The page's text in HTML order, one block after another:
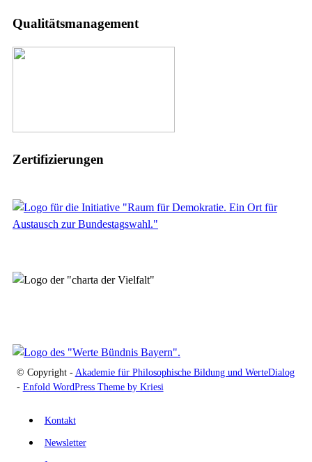
Qualitätsmanagement
Zertifizierungen
© Copyright - Akademie für Philosophische Bildung und WerteDialog
- Enfold WordPress Theme by Kriesi
Kontakt
Newsletter